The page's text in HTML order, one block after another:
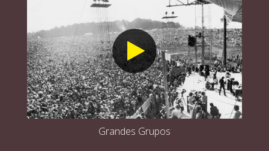
Grandes Grupos